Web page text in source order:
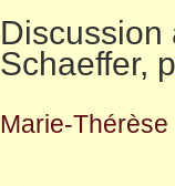
Discussion
Schaeffer,
Marie-Thérèse